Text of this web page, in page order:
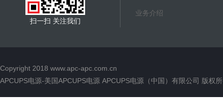
扫一扫 关注我们
业务介绍
Copyright 2018 www.apc-apc.com.cn
APCUPS电源-美国APCUPS电源 APCUPS电源（中国）有限公司 版权